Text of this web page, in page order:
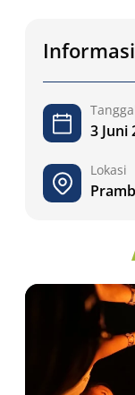
3 Juni
Lokasi